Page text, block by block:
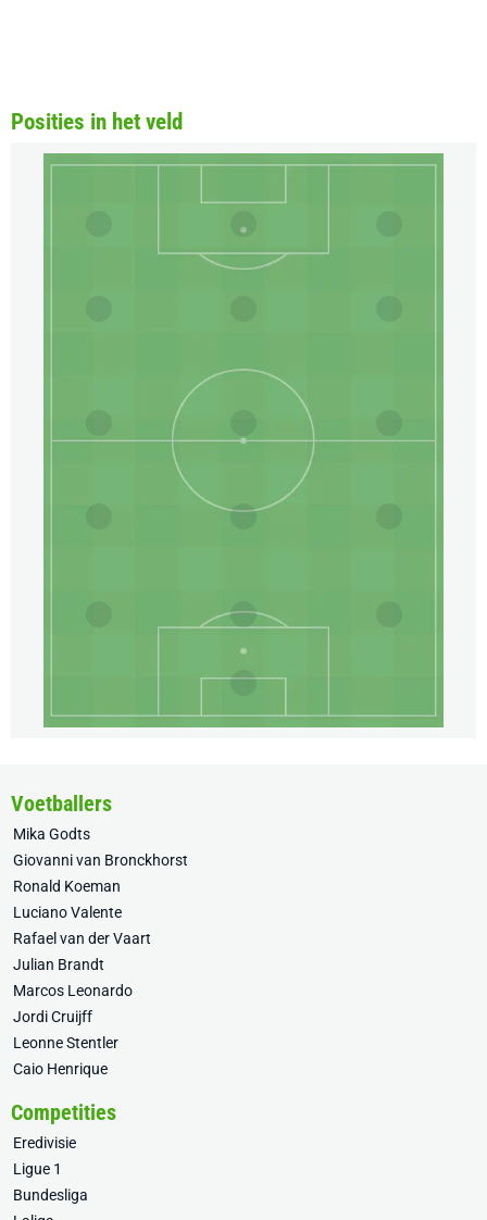
Posities in het veld
Voetballers
Mika Godts
Giovanni van Bronckhorst
Ronald Koeman
Luciano Valente
Rafael van der Vaart
Julian Brandt
Marcos Leonardo
Jordi Cruijff
Leonne Stentler
Caio Henrique
Competities
Eredivisie
Ligue 1
Bundesliga